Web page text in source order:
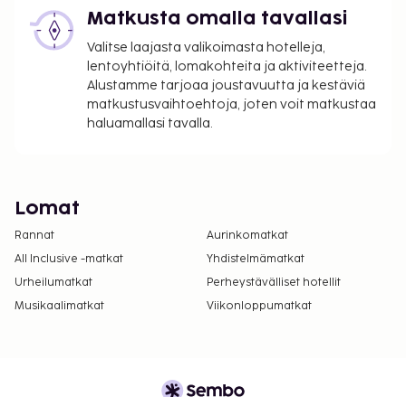
Matkusta omalla tavallasi
Valitse laajasta valikoimasta hotelleja,
lentoyhtiöitä, lomakohteita ja aktiviteetteja.
Alustamme tarjoaa joustavuutta ja kestäviä
matkustusvaihtoehtoja, joten voit matkustaa
haluamallasi tavalla.
Lomat
Rannat
Aurinkomatkat
All Inclusive -matkat
Yhdistelmämatkat
Urheilumatkat
Perheystävälliset hotellit
Musikaalimatkat
Viikonloppumatkat